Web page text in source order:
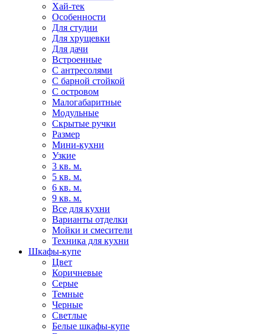
Хай-тек
Особенности
Для студии
Для хрущевки
Для дачи
Встроенные
С антресолями
С барной стойкой
С островом
Малогабаритные
Модульные
Скрытые ручки
Размер
Мини-кухни
Узкие
3 кв. м.
5 кв. м.
6 кв. м.
9 кв. м.
Все для кухни
Варианты отделки
Мойки и смесители
Техника для кухни
Шкафы-купе
Цвет
Коричневые
Серые
Темные
Черные
Светлые
Белые шкафы-купе